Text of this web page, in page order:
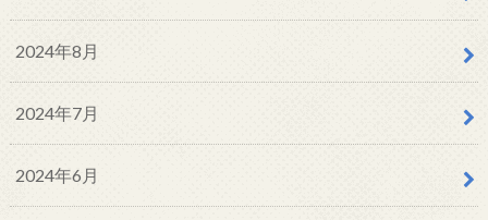
2024年8月
2024年7月
2024年6月